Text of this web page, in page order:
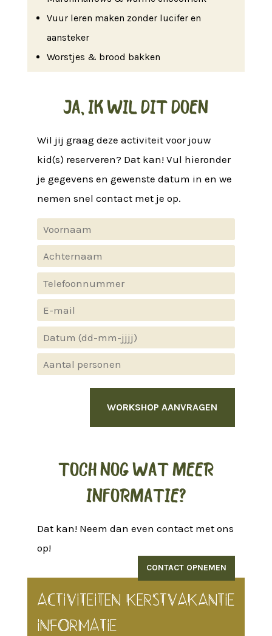
Vuur leren maken zonder lucifer en
aansteker
Worstjes & brood bakken
JA, IK WIL DIT DOEN
Wil jij graag deze activiteit voor jouw
kid(s) reserveren? Dat kan! Vul hieronder
je gegevens en gewenste datum in en we
nemen snel contact met je op.
TOCH NOG WAT MEER
INFORMATIE?
Dat kan! Neem dan even contact met ons
op!
CONTACT OPNEMEN
ACTIVITEITEN KERSTVAKANTIE
INFORMATIE